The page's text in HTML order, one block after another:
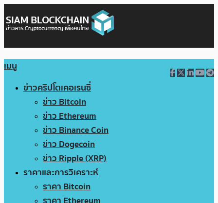
เมนู
ข่าวคริปโตเคอเรนซี่
ข่าว Bitcoin
ข่าว Ethereum
ข่าว Binance Coin
ข่าว Dogecoin
ข่าว Ripple (XRP)
ราคาและการวิเคราะห์
ราคา Bitcoin